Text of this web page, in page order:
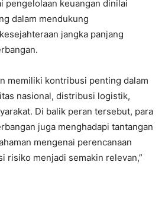
pengelolaan keuangan dinilai
dalam mendukung
jangka panjang
memiliki kontribusi penting dalam
nasional, distribusi logistik,
Di balik peran tersebut, para
juga menghadapi tantangan
mengenai perencanaan
risiko menjadi semakin relevan,”